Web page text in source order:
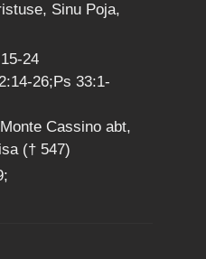
Sinu Poja,
24
26;Ps 33:1-
Cassino abt,
(† 547)